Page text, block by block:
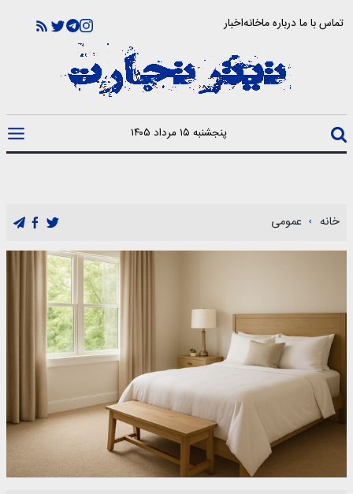
تماس با مادرباره ماخانهاخبار
پنجشنبه ۱۵ مرداد ۱۴۰۵
خانه عمومی